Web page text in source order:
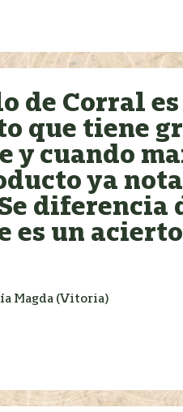
de Corral
que tiene
y cuando
ya
diferencia
es un
Magda (Vitoria)